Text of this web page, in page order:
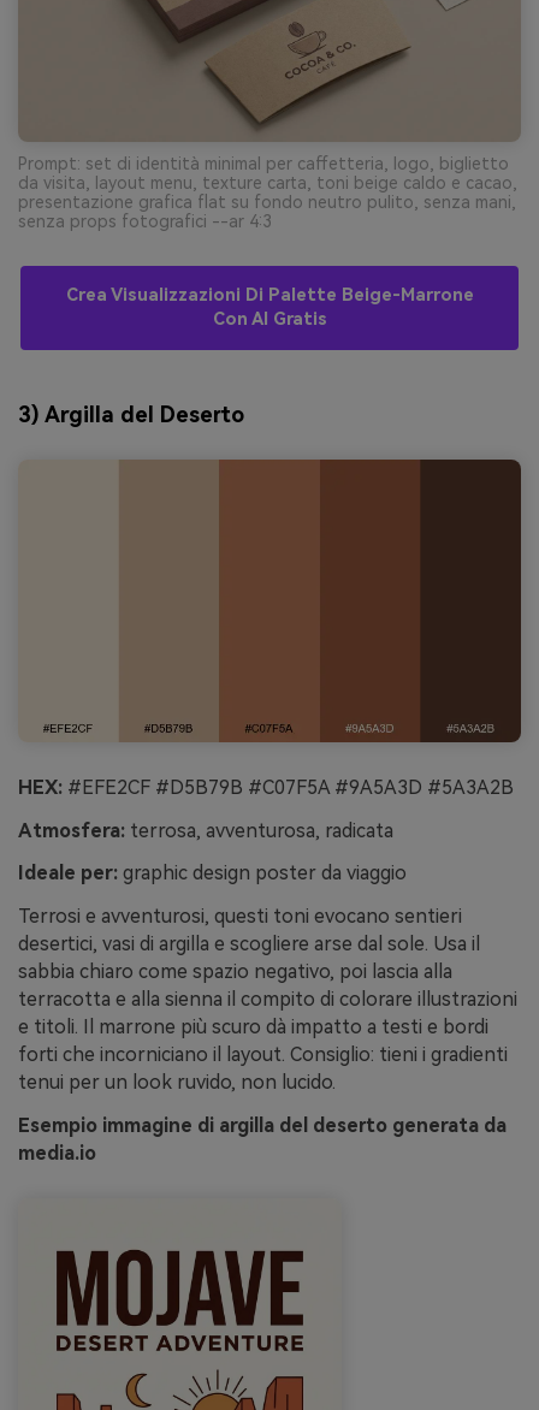
Prompt: set di identità minimal per caffetteria, logo, biglietto
da visita, layout menu, texture carta, toni beige caldo e cacao,
presentazione grafica flat su fondo neutro pulito, senza mani,
senza props fotografici --ar 4:3
Crea Visualizzazioni Di Palette Beige-Marrone
Con AI Gratis
3) Argilla del Deserto
HEX: #EFE2CF #D5B79B #C07F5A #9A5A3D #5A3A2B
Atmosfera: terrosa, avventurosa, radicata
Ideale per: graphic design poster da viaggio
Terrosi e avventurosi, questi toni evocano sentieri
desertici, vasi di argilla e scogliere arse dal sole. Usa il
sabbia chiaro come spazio negativo, poi lascia alla
terracotta e alla sienna il compito di colorare illustrazioni
e titoli. Il marrone più scuro dà impatto a testi e bordi
forti che incorniciano il layout. Consiglio: tieni i gradienti
tenui per un look ruvido, non lucido.
Esempio immagine di argilla del deserto generata da
media.io